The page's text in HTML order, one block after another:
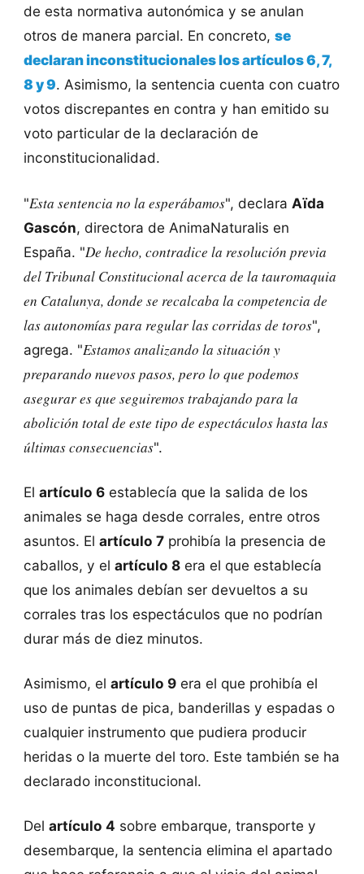
de esta normativa autonómica y se anulan
otros de manera parcial. En concreto, se
declaran inconstitucionales los artículos 6, 7,
8 y 9. Asimismo, la sentencia cuenta con cuatro
votos discrepantes en contra y han emitido su
voto particular de la declaración de
inconstitucionalidad.
"Esta sentencia no la esperábamos", declara Aïda
Gascón, directora de AnimaNaturalis en
España. "De hecho, contradice la resolución previa
del Tribunal Constitucional acerca de la tauromaquia
en Catalunya, donde se recalcaba la competencia de
las autonomías para regular las corridas de toros",
agrega. "Estamos analizando la situación y
preparando nuevos pasos, pero lo que podemos
asegurar es que seguiremos trabajando para la
abolición total de este tipo de espectáculos hasta las
últimas consecuencias".
El artículo 6establecía que la salida de los
animales se haga desde corrales, entre otros
asuntos. El artículo 7prohibía la presencia de
caballos, y el artículo 8era el que establecía
que los animales debían ser devueltos a su
corrales tras los espectáculos que no podrían
durar más de diez minutos.
Asimismo, el artículo 9era el que prohibía el
uso de puntas de pica, banderillas y espadas o
cualquier instrumento que pudiera producir
heridas o la muerte del toro. Este también se ha
declarado inconstitucional.
Del artículo 4 sobre embarque, transporte y
desembarque, la sentencia elimina el apartado